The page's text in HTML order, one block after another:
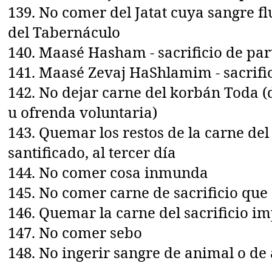
139. No comer del Jatat cuya sangre
del Tabernáculo
140. Maasé Hasham - sacrificio de
141. Maasé Zevaj HaShlamim -
142. No dejar carne del korbán Toda
u ofrenda voluntaria)
143. Quemar los restos de la carne
santificado, al tercer día
144. No comer cosa inmunda
145. No comer carne de sacrificio
146. Quemar la carne del sacrificio
147. No comer sebo
148. No ingerir sangre de animal o de